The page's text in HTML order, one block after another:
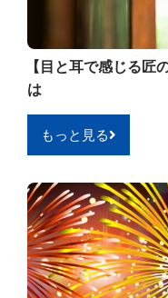
【目と耳で感じる
は
もっと見る